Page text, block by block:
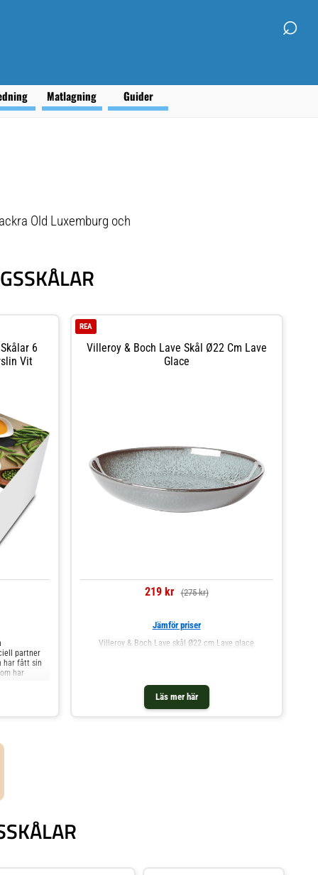
⌕
Matlagning Guider
Old Luxemburg och
6
Vit
partner
har fått sin
har
I setet
0,8 L 2
Villeroy & Boch Lave Skål Ø22 Cm Lave
Glace
REA
219 kr (275 kr)
Läs mer här
Jämför priser
Villeroy & Boch Lave skål Ø22 cm Lave glace